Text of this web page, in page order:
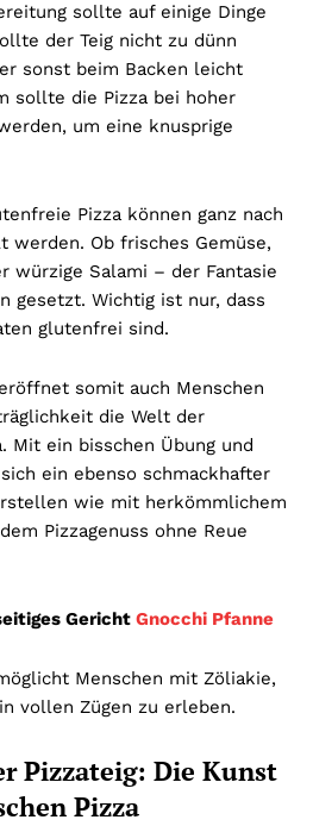
sollte auf einige Dinge
der Teig nicht zu dünn
sonst beim Backen leicht
sollte die Pizza bei hoher
um eine knusprige
Pizza können ganz nach
werden. Ob frisches Gemüse,
würzige Salami – der Fantasie
gesetzt. Wichtig ist nur, dass
glutenfrei sind.
somit auch Menschen
die Welt der
Mit ein bisschen Übung und
ein ebenso schmackhafter
wie mit herkömmlichem
Pizzagenuss ohne Reue
Gericht Gnocchi Pfanne
Menschen mit Zöliakie,
vollen Zügen zu erleben.
Pizzateig: Die Kunst
Pizza